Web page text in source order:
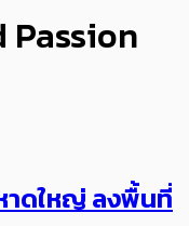
Passion
าดใหญ่ ลงพื้นที่